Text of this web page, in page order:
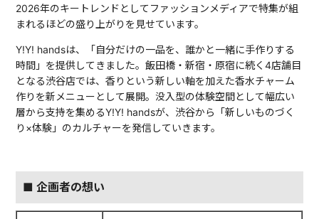
2026年のキートレンドとしてファッションメディアで特集が組
まれるほどの盛り上がりを見せています。
Y!Y! handsは、「自分だけの一品を、誰かと一緒に手作りする
時間」を提供してきました。飯田橋・新宿・原宿に続く4店舗目
となる渋谷店では、香りという新しい軸を加えた香水チャーム
作りを新メニューとして展開。没入型の体験空間として幅広い
層から支持を集めるY!Y! handsが、渋谷から「新しいものづく
り×体験」のカルチャーを発信していきます。
■ 企画者の想い